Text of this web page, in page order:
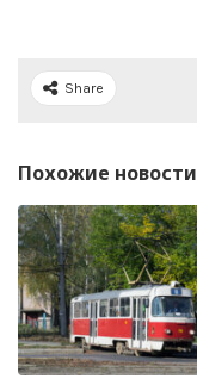
Share
Похожие новости